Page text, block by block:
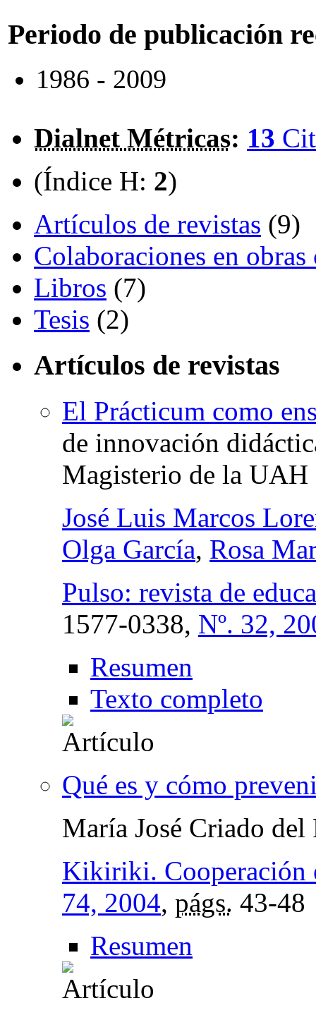
Periodo de publicación
1986 - 2009
Dialnet Métricas: 13
(Índice H: 2)
Artículos de revistas (9)
Colaboraciones en
Libros (7)
Tesis (2)
Artículos de revistas
El Prácticum como
de innovación
Magisterio de la UAH
José Luis Marcos
Olga García, Rosa
Pulso: revista de
1577-0338, Nº. 32,
Resumen
Texto completo
Qué es y cómo
María José Criado
Kikiriki. Cooperación
74, 2004, págs. 43-48
Resumen